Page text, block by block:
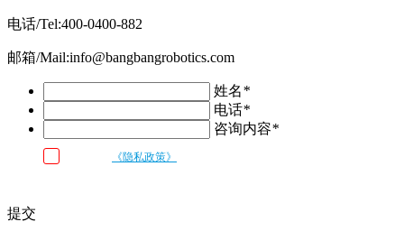
电话/Tel:400-0400-882
邮箱/Mail:info@bangbangrobotics.com
姓名*
电话*
咨询内容*
《隐私政策》
提交